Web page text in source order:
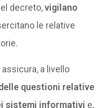
decreto,vigilano
le relative
a livello
questioni relative
sistemi informativi e,